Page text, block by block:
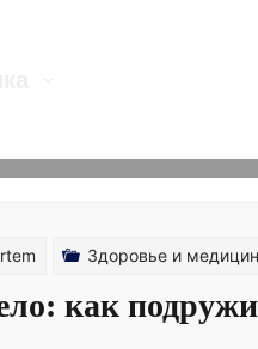
Здоровье и
как